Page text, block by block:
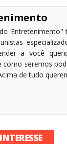
a você
seremos
de tudo